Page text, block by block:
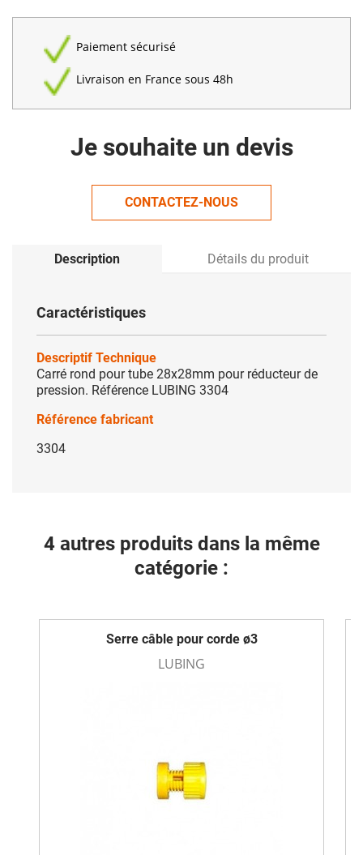
Paiement sécurisé
Livraison en France sous 48h
Je souhaite un devis
CONTACTEZ-NOUS
Description Détails du produit
Caractéristiques
Descriptif Technique
Carré rond pour tube 28x28mm pour réducteur de
pression. Référence LUBING 3304
Référence fabricant
3304
4 autres produits dans la même
catégorie :
Serre câble pour corde ø3
LUBING